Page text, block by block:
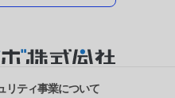
リティ事業について